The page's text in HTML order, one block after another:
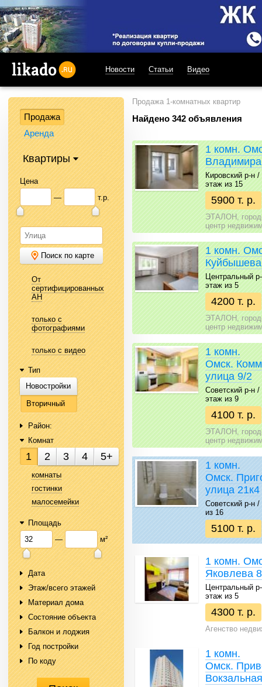
Новости Статьи Видео
Продажа
Аренда
Квартиры
Цена
—
т.р.
Поиск по карте
От
сертифицированных
АН
только с
фотографиями
только с видео
Тип
Новостройки
Вторичный
Район:
Комнат
1 2 3 4 5+
комнаты
гостинки
малосемейки
Площадь
—
м²
Дата
Этаж/всего этажей
Материал дома
Состояние объекта
Балкон и лоджия
Год постройки
По коду
Продажа 1-комнатных квартир
Найдено 342 объявления
1 комн.
Кировский р-н
этаж из 15
5900 т. р.
ЭТАЛОН,
центр
1 комн.
Центральный
этаж из 5
4200 т. р.
ЭТАЛОН,
центр
1 комн.
Омск.
улица 9/2
Советский р-н
этаж из 9
4100 т. р.
ЭТАЛОН,
центр
1 комн.
Омск.
улица 21к4
Советский р-н
из 16
5100 т. р.
1 комн.
Яковлева
Центральный
этаж из 5
4300 т. р.
Агенство
1 комн.
Омск.